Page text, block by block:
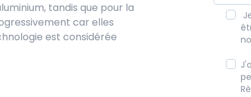
tandis que pour la
car elles
est considérée